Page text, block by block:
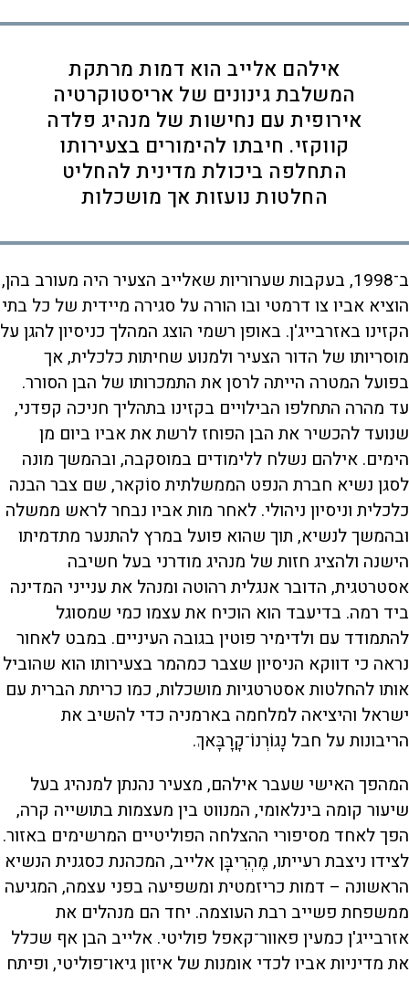
אילהם אלייב הוא דמות מרתקת
המשלבת גינונים של אריסטוקרטיה
אירופית עם נחישות של מנהיג פלדה
קווקזי. חיבתו להימורים בצעירותו
התחלפה ביכולת מדינית להחליט
החלטות נועזות אך מושכלות
ב־1998, בעקבות שערוריות שאלייב הצעיר היה מעורב בהן,
הוציא אביו צו דרמטי ובו הורה על סגירה מיידית של כל בתי
הקזינו באזרבייג'ן. באופן רשמי הוצג המהלך כניסיון להגן על
מוסריותו של הדור הצעיר ולמנוע שחיתות כלכלית, אך
בפועל המטרה הייתה לרסן את התמכרותו של הבן הסורר.
עד מהרה התחלפו הבילויים בקזינו בתהליך חניכה קפדני,
שנועד להכשיר את הבן הפוחז לרשת את אביו ביום מן
הימים. אילהם נשלח ללימודים במוסקבה, ובהמשך מונה
לסגן נשיא חברת הנפט הממשלתית סוֹקאר, שם צבר הבנה
כלכלית וניסיון ניהולי. לאחר מות אביו נבחר לראש ממשלה
ובהמשך לנשיא, תוך שהוא פועל במרץ להתנער מתדמיתו
הישנה ולהציג חזות של מנהיג מודרני בעל חשיבה
אסטרטגית, הדובר אנגלית רהוטה ומנהל את ענייני המדינה
ביד רמה. בדיעבד הוא הוכיח את עצמו כמי שמסוגל
להתמודד עם ולדימיר פוטין בגובה העיניים. במבט לאחור
נראה כי דווקא הניסיון שצבר כמהמר בצעירותו הוא שהוביל
אותו להחלטות אסטרטגיות מושכלות, כמו כריתת הברית עם
ישראל והיציאה למלחמה בארמניה כדי להשיב את
הריבונות על חבל נָגוֹרְנוֹ־קָרָבָּאךְ.
המהפך האישי שעבר אילהם, מצעיר נהנתן למנהיג בעל
שיעור קומה בינלאומי, המנווט בין מעצמות בתושייה קרה,
הפך לאחד מסיפורי ההצלחה הפוליטיים המרשימים באזור.
לצידו ניצבת רעייתו, מֶהְרִיבָּן אלייב, המכהנת כסגנית הנשיא
הראשונה – דמות כריזמטית ומשפיעה בפני עצמה, המגיעה
ממשפחת פשייב רבת העוצמה. יחד הם מנהלים את
אזרבייג'ן כמעין פאוור־קאפל פוליטי. אלייב הבן אף שכלל
את מדיניות אביו לכדי אומנות של איזון גיאו־פוליטי, ופיתח